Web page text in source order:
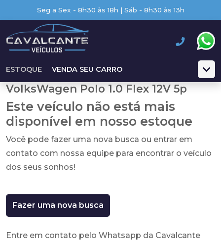
Seg a Sex - 8h30 às 18h | Sáb - 8h30 às 13h
ESTOQUE VENDA SEU CARRO
VolksWagen Polo 1.0 Flex 12V 5p
Este veículo não está mais
disponível em nosso estoque
Você pode fazer uma nova busca ou entrar em
contato com nossa equipe para encontrar o veículo
dos seus sonhos!
Fazer uma nova busca
Entre em contato pelo Whatsapp da Cavalcante